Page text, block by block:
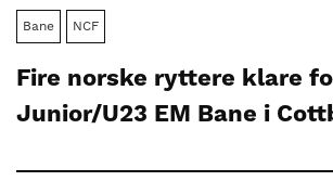
Bane NCF
Fire norske ryttere klare
Junior/U23 EM Bane i